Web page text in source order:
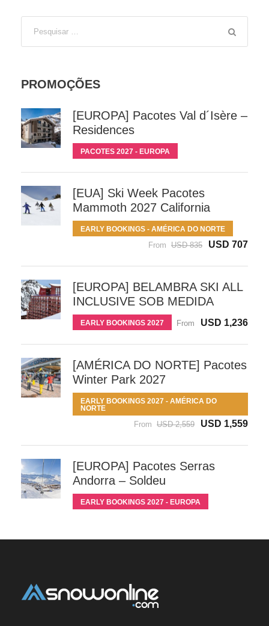
PROMOÇÕES
[EUROPA] Pacotes Val d´Isère –
Residences
PACOTES 2027 - EUROPA
[EUA] Ski Week Pacotes
Mammoth 2027 California
EARLY BOOKINGS - AMÉRICA DO NORTE
From USD 835 USD 707
[EUROPA] BELAMBRA SKI ALL
INCLUSIVE SOB MEDIDA
EARLY BOOKINGS 2027 From USD 1,236
[AMÉRICA DO NORTE] Pacotes
Winter Park 2027
EARLY BOOKINGS 2027 - AMÉRICA DO
NORTE
From USD 2,559 USD 1,559
[EUROPA] Pacotes Serras
Andorra – Soldeu
EARLY BOOKINGS 2027 - EUROPA